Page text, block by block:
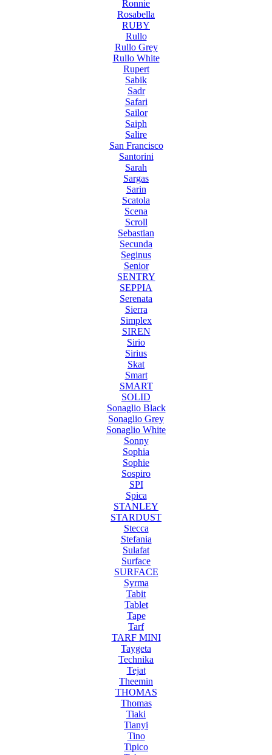
Ronnie
Rosabella
RUBY
Rullo
Rullo Grey
Rullo White
Rupert
Sabik
Sadr
Safari
Sailor
Saiph
Salire
San Francisco
Santorini
Sarah
Sargas
Sarin
Scatola
Scena
Scroll
Sebastian
Secunda
Seginus
Senior
SENTRY
SEPPIA
Serenata
Sierra
Simplex
SIREN
Sirio
Sirius
Skat
Smart
SMART
SOLID
Sonaglio Black
Sonaglio Grey
Sonaglio White
Sonny
Sophia
Sophie
Sospiro
SPI
Spica
STANLEY
STARDUST
Stecca
Stefania
Sulafat
Surface
SURFACE
Syrma
Tabit
Tablet
Tape
Tarf
TARF MINI
Taygeta
Technika
Tejat
Theemin
THOMAS
Thomas
Tiaki
Tianyi
Tino
Tipico